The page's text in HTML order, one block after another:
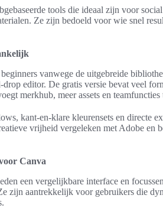
tools die ideaal zijn voor
Ze zijn bedoeld voor wie snel
vanwege de uitgebreide
editor. De gratis versie bevat veel
merkhub, meer assets en teamfuncties
kant-en-klare kleurensets en directe
vrijheid vergeleken met Adobe en
Canva
een vergelijkbare interface en
zijn aantrekkelijk voor gebruikers die